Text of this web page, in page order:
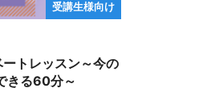
受講生様向け
トレッスン～今の
きる60分～